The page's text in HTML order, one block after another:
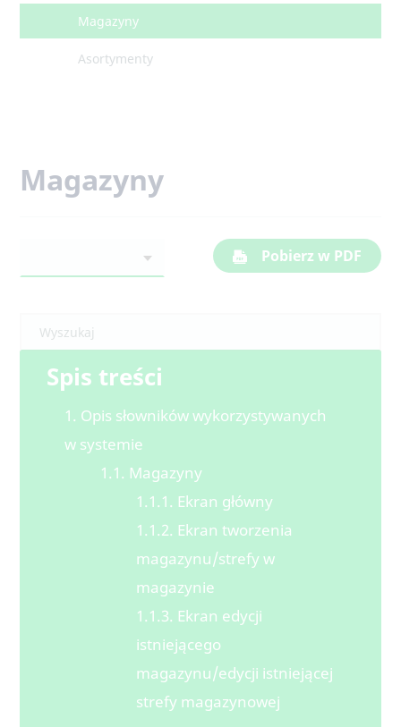
Magazyny
Asortymenty
Magazyny
Pobierz w PDF
Spis treści
1. Opis słowników wykorzystywanych
w systemie
1.1. Magazyny
1.1.1. Ekran główny
1.1.2. Ekran tworzenia
magazynu/strefy w
magazynie
1.1.3. Ekran edycji
istniejącego
magazynu/edycji istniejącej
strefy magazynowej